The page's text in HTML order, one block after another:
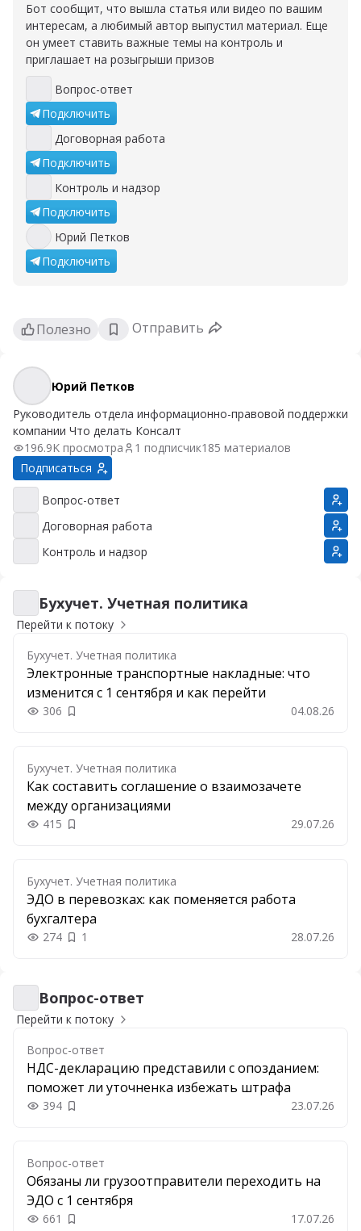
Бот сообщит, что вышла статья или видео по вашим
интересам, а любимый автор выпустил материал. Еще
он умеет ставить важные темы на контроль и
приглашает на розыгрыши призов
Вопрос-ответ
Вопрос-ответ
Подключить
Договорная работа
Договорная работа
Подключить
Контроль и надзор
Контроль и надзор
Подключить
Юрий Петков
Юрий Петков
Подключить
Полезно Отправить
Юрий Петков
Юрий Петков
Руководитель отдела информационно-правовой поддержки
компании Что делать Консалт
196.9K просмотра
1 подписчик185 материалов
Подписаться
Вопрос-ответ
Вопрос-ответ
Договорная работа
Договорная работа
Контроль и надзор
Контроль и надзор
Бухучет. Учетная политика
Бухучет. Учетная политика
Перейти к потоку
Бухучет. Учетная политика
Электронные транспортные накладные: что
изменится с 1 сентября и как перейти
306 Добавить в закладки 04.08.26
Бухучет. Учетная политика
Как составить соглашение о взаимозачете
между организациями
415 Добавить в закладки 29.07.26
Бухучет. Учетная политика
ЭДО в перевозках: как поменяется работа
бухгалтера
274 1 28.07.26
Вопрос-ответ
Вопрос-ответ
Перейти к потоку
Вопрос-ответ
НДС-декларацию представили с опозданием:
поможет ли уточненка избежать штрафа
394 Добавить в закладки 23.07.26
Вопрос-ответ
Обязаны ли грузоотправители переходить на
ЭДО с 1 сентября
661 Добавить в закладки 17.07.26